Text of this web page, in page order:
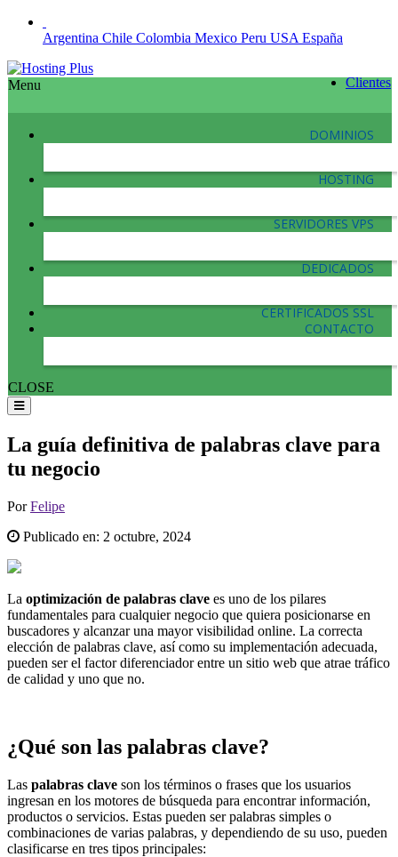
Argentina Chile Colombia Mexico Peru USA España
Clientes
Menu
DOMINIOS
HOSTING
SERVIDORES VPS
DEDICADOS
CERTIFICADOS SSL
CONTACTO
CLOSE
La guía definitiva de palabras clave para
tu negocio
PorFelipe
Publicado en: 2 octubre, 2024
La optimización de palabras clave es uno de los pilares
fundamentales para cualquier negocio que quiera posicionarse en
buscadores y alcanzar una mayor visibilidad online. La correcta
elección de palabras clave, así como su implementación adecuada,
pueden ser el factor diferenciador entre un sitio web que atrae tráfico
de calidad y uno que no.
¿Qué son las palabras clave?
Las palabras clave son los términos o frases que los usuarios
ingresan en los motores de búsqueda para encontrar información,
productos o servicios. Estas pueden ser palabras simples o
combinaciones de varias palabras, y dependiendo de su uso, pueden
clasificarse en tres tipos principales: